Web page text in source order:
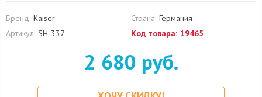
Бренд: Kaiser Страна: Германия
Артикул: SH-337 Код товара: 19465
2 680 руб.